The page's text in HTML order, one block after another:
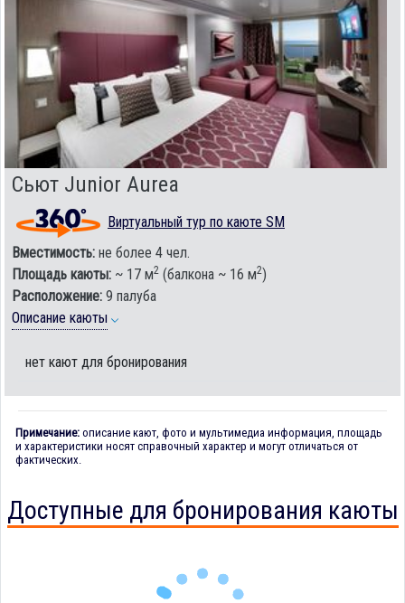
Сьют Junior Aurea
Виртуальный тур по каюте SM
Вместимость: не более 4 чел.
Площадь каюты: ~ 17 м2 (балкона ~ 16 м2)
Расположение: 9 палуба
Описание каюты
нет кают для бронирования
Примечание: описание кают, фото и мультимедиа информация, площадь
и характеристики носят справочный характер и могут отличаться от
фактических.
Доступные для бронирования каюты